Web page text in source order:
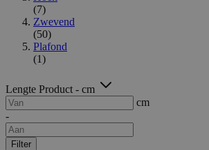
(7)
Zwevend
(50)
Plafond
(1)
Lengte Product - cm
cm
-
Filter